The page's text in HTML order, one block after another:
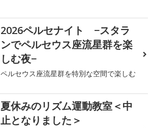
2026ペルセナイト −スタラ
ンでペルセウス座流星群を楽
しむ夜−
ペルセウス座流星群を特別な空間で楽しむ
夏休みのリズム運動教室＜中
止となりました＞